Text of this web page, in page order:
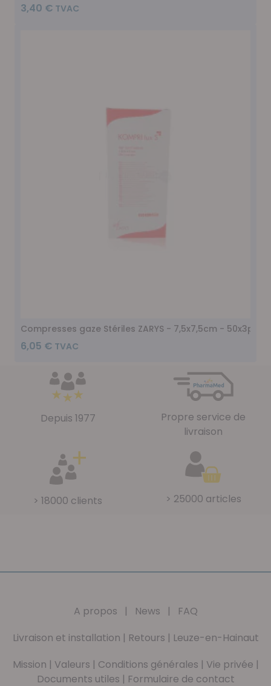
3,40 €
Compresses gaze Stériles ZARYS - 7,5x7,5cm - 50x3pc
6,05 €
Depuis 1977
Propre service de
livraison
> 18000 clients > 25000 articles
A propos | News |
FAQ
Livraison et installation | Retours | Leuze-en-Hainaut
Mission | Valeurs | Conditions générales | Vie privée |
Documents utiles | Formulaire de contact